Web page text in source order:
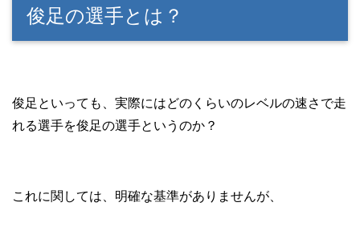
俊足の選手とは？
俊足といっても、実際にはどのくらいのレベルの速さで走
れる選手を俊足の選手というのか？
これに関しては、明確な基準がありませんが、